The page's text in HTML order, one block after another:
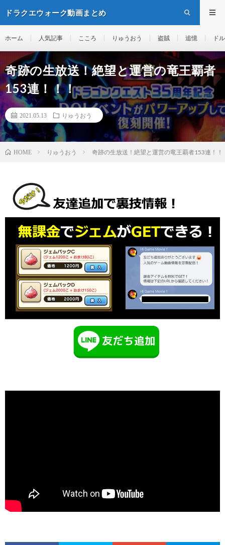
ドラクエウォーク動画まとめ
ホーム 人気記事 こころ りゅうおう 盗賊 追憶 ド
奇跡の生放送！絶望と運営の竜王覇者
153連！！！
2021.05.13 りゅうおう
HOME りゅうおう 奇跡の生放送！絶望と運営の竜王覇者153連！！